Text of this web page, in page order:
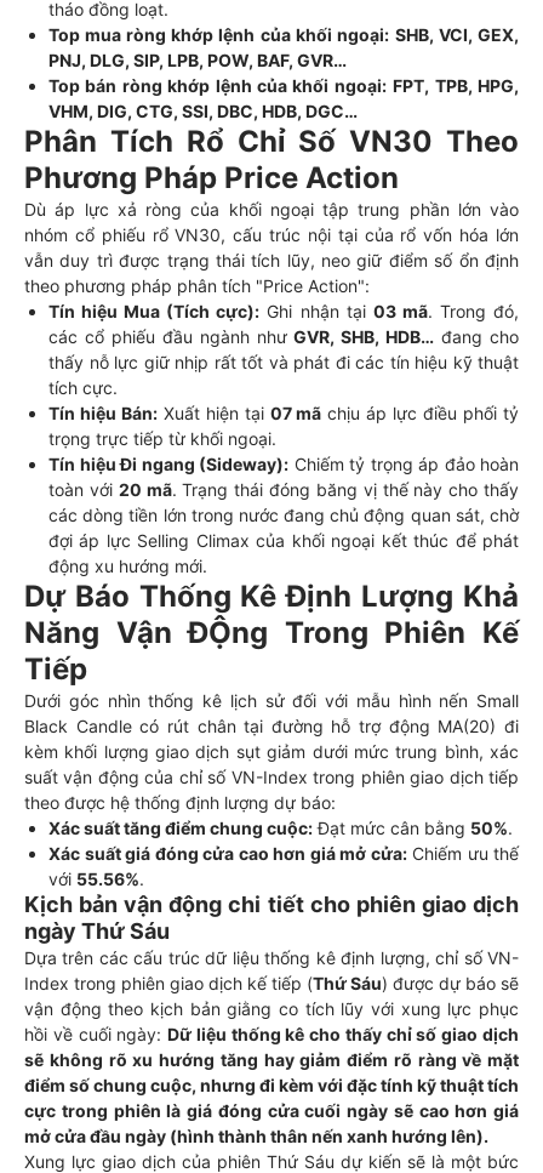
tháo đồng loạt.
Top mua ròng khớp lệnh của khối ngoại: SHB, VCI, GEX,
PNJ, DLG, SIP, LPB, POW, BAF, GVR…
Top bán ròng khớp lệnh của khối ngoại: FPT, TPB, HPG,
VHM, DIG, CTG, SSI, DBC, HDB, DGC…
Phân Tích Rổ Chỉ Số VN30 Theo
Phương Pháp Price Action
Dù áp lực xả ròng của khối ngoại tập trung phần lớn vào
nhóm cổ phiếu rổ VN30, cấu trúc nội tại của rổ vốn hóa lớn
vẫn duy trì được trạng thái tích lũy, neo giữ điểm số ổn định
theo phương pháp phân tích "Price Action":
Tín hiệu Mua (Tích cực): Ghi nhận tại 03 mã. Trong đó,
các cổ phiếu đầu ngành nhưGVR, SHB, HDB… đang cho
thấy nỗ lực giữ nhịp rất tốt và phát đi các tín hiệu kỹ thuật
tích cực.
Tín hiệu Bán:Xuất hiện tại 07 mã chịu áp lực điều phối tỷ
trọng trực tiếp từ khối ngoại.
Tín hiệu Đi ngang (Sideway): Chiếm tỷ trọng áp đảo hoàn
toàn với 20 mã. Trạng thái đóng băng vị thế này cho thấy
các dòng tiền lớn trong nước đang chủ động quan sát, chờ
đợi áp lực Selling Climax của khối ngoại kết thúc để phát
động xu hướng mới.
Dự Báo Thống Kê Định Lượng Khả
Năng Vận ĐỘng Trong Phiên Kế
Tiếp
Dưới góc nhìn thống kê lịch sử đối với mẫu hình nến Small
Black Candle có rút chân tại đường hỗ trợ động MA(20) đi
kèm khối lượng giao dịch sụt giảm dưới mức trung bình, xác
suất vận động của chỉ số VN-Index trong phiên giao dịch tiếp
theo được hệ thống định lượng dự báo:
Xác suất tăng điểm chung cuộc:Đạt mức cân bằng 50%.
Xác suất giá đóng cửa cao hơn giá mở cửa:Chiếm ưu thế
với 55.56%.
Kịch bản vận động chi tiết cho phiên giao dịch
ngày Thứ Sáu
Dựa trên các cấu trúc dữ liệu thống kê định lượng, chỉ số VN-
Index trong phiên giao dịch kế tiếp (Thứ Sáu) được dự báo sẽ
vận động theo kịch bản giằng co tích lũy với xung lực phục
hồi về cuối ngày:Dữ liệu thống kê cho thấy chỉ số giao dịch
sẽ không rõ xu hướng tăng hay giảm điểm rõ ràng về mặt
điểm số chung cuộc, nhưng đi kèm với đặc tính kỹ thuật tích
cực trong phiên là giá đóng cửa cuối ngày sẽ cao hơn giá
mở cửa đầu ngày (hình thành thân nến xanh hướng lên).
Xung lực giao dịch của phiên Thứ Sáu dự kiến sẽ là một bức